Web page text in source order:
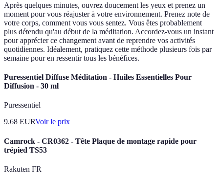
Après quelques minutes, ouvrez doucement les yeux et prenez un
moment pour vous réajuster à votre environnement. Prenez note de
votre corps, comment vous vous sentez. Vous êtes probablement
plus détendu qu'au début de la méditation. Accordez-vous un instant
pour apprécier ce changement avant de reprendre vos activités
quotidiennes. Idéalement, pratiquez cette méthode plusieurs fois par
semaine pour en ressentir tous les bénéfices.
Puressentiel Diffuse Méditation - Huiles Essentielles Pour
Diffusion - 30 ml
Puressentiel
9.68 EURVoir le prix
Camrock - CR0362 - Tête Plaque de montage rapide pour
trépied TS53
Rakuten FR